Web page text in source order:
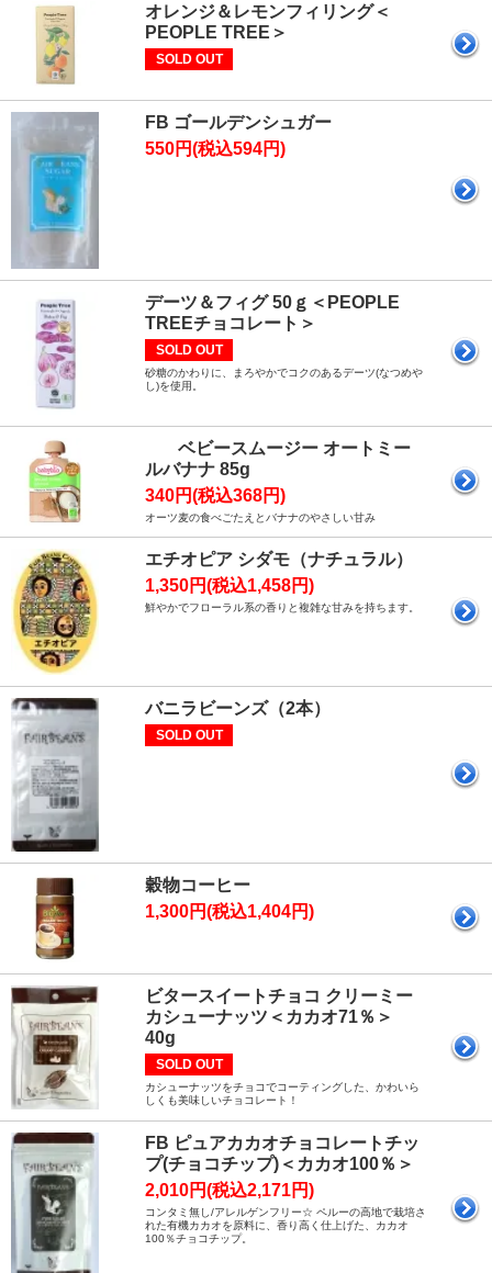
オレンジ＆レモンフィリング＜
PEOPLE TREE＞
SOLD OUT
FB ゴールデンシュガー
550円(税込594円)
デーツ＆フィグ 50ｇ＜PEOPLE
TREEチョコレート＞
SOLD OUT
砂糖のかわりに、まろやかでコクのあるデーツ(なつめや
し)を使用。
ベビースムージー オートミー
ルバナナ 85g
340円(税込368円)
オーツ麦の食べごたえとバナナのやさしい甘み
エチオピア シダモ（ナチュラル）
1,350円(税込1,458円)
鮮やかでフローラル系の香りと複雑な甘みを持ちます。
バニラビーンズ（2本）
SOLD OUT
穀物コーヒー
1,300円(税込1,404円)
ビタースイートチョコ クリーミー
カシューナッツ＜カカオ71％＞
40g
SOLD OUT
カシューナッツをチョコでコーティングした、かわいら
しくも美味しいチョコレート！
FB ピュアカカオチョコレートチッ
プ(チョコチップ)＜カカオ100％＞
2,010円(税込2,171円)
コンタミ無し/アレルゲンフリー☆ ペルーの高地で栽培さ
れた有機カカオを原料に、香り高く仕上げた、カカオ
100％チョコチップ。